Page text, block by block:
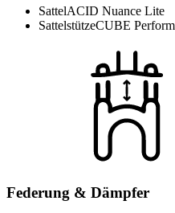
SattelACID Nuance Lite
SattelstützeCUBE
Federung & Dämpfer